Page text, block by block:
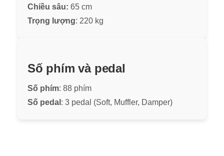
Chiều sâu: 65 cm
Trọng lượng: 220 kg
Số phím và pedal
Số phím: 88 phím
Số pedal : 3 pedal (Soft, Muffler, Damper)